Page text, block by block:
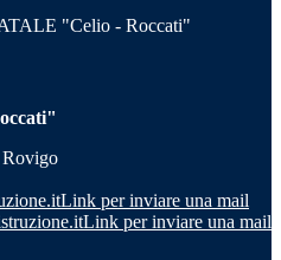
"Celio - Roccati"
Link per inviare una mail
Link per inviare una mail